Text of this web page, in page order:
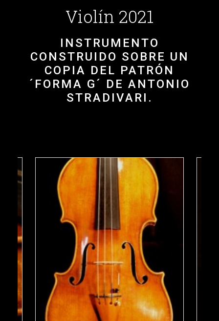
Violín 2021
INSTRUMENTO
CONSTRUIDO SOBRE UN
COPIA DEL PATRÓN
´FORMA G´ DE ANTONIO
STRADIVARI.